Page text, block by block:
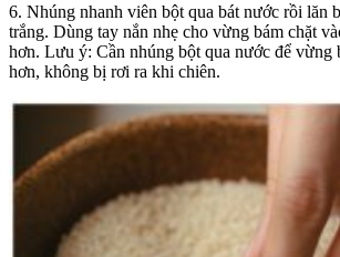
6. Nhúng nhanh viên bột qua bát nước rồi lăn
trắng. Dùng tay nắn nhẹ cho vừng bám chặt
hơn. Lưu ý: Cần nhúng bột qua nước để vừng
hơn, không bị rơi ra khi chiên.